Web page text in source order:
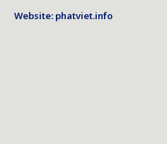
Website: phatviet.info